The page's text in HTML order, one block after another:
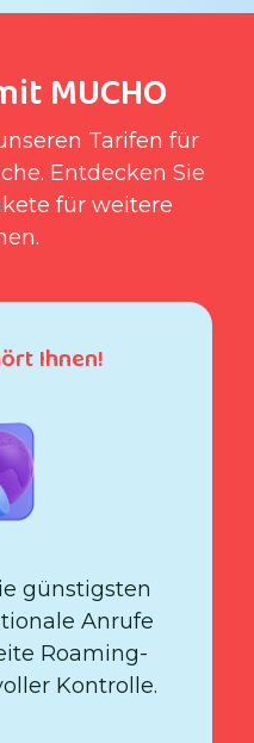
MUCHO
Tarifen für
Entdecken Sie
für weitere
Ihnen!
günstigsten
Anrufe
Roaming-
Kontrolle.